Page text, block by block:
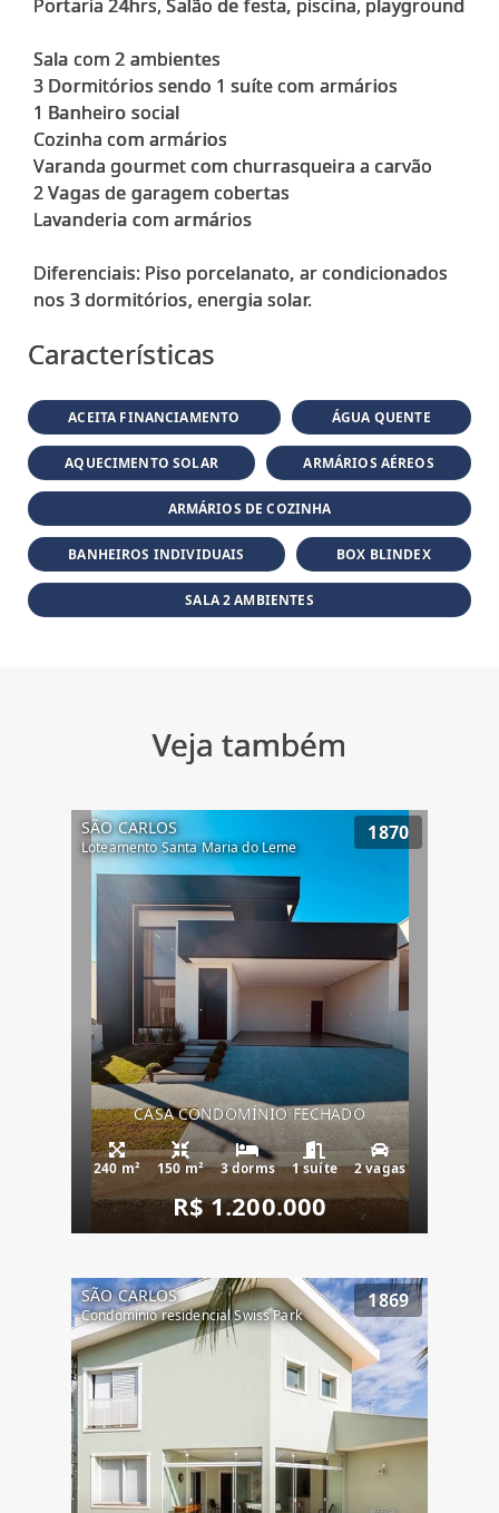
Portaria 24hrs, Salão de festa, piscina, playground
Sala com 2 ambientes
3 Dormitórios sendo 1 suíte com armários
1 Banheiro social
Cozinha com armários
Varanda gourmet com churrasqueira a carvão
2 Vagas de garagem cobertas
Lavanderia com armários
Diferenciais: Piso porcelanato, ar condicionados
nos 3 dormitórios, energia solar.
Características
ACEITA FINANCIAMENTO ÁGUA QUENTE
AQUECIMENTO SOLAR ARMÁRIOS AÉREOS
ARMÁRIOS DE COZINHA
BANHEIROS INDIVIDUAIS BOX BLINDEX
SALA 2 AMBIENTES
Veja também
SÃO CARLOS
Loteamento Santa Maria do Leme
1870
CASA CONDOMÍNIO FECHADO
240 m² 150 m² 3 dorms 1 suíte 2 vagas
R$ 1.200.000
SÃO CARLOS
Condomínio residencial Swiss Park
1869